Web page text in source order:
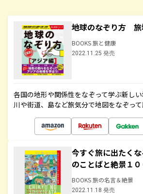
地球のなぞり方
BOOKS 旅と健康
2022.11.25 発売
各国の地形や関係性をなぞって学ぶ新しい
川や街道、島など旅気分で地図をなぞって
今すぐ旅に出たく
のことばと絶景１０
BOOKS 旅の名言＆絶景
2022.11.18 発売